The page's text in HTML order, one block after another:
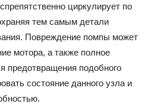
циркулирует по
тем самым детали
Повреждение помпы может
мотора, а также полное
предотвращения подобного
состояние данного узла и